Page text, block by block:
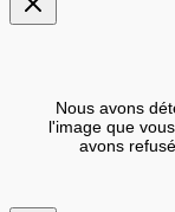
Nous avons
l'image que
avons